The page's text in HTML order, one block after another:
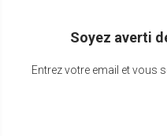
Soyez averti
Entrez votre email et vous